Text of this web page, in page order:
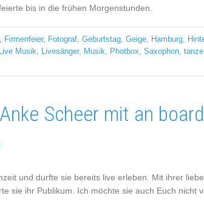
bis in die frühen Morgenstunden.
, Firmenfeier, Fotograf, Geburtstag, Geige, Hamburg,
Live Musik, Livesänger, Musik, Photbox, Saxophon,
Scheer mit an board
und durfte sie bereits live erleben. Mit ihrer
sie ihr Publikum. Ich möchte sie auch Euch nicht